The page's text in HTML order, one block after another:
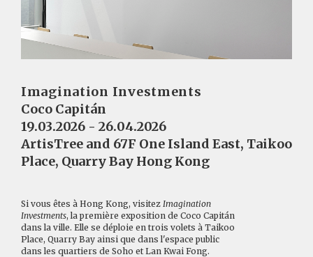
Imagination Investments
Coco Capitán
19.03.2026 - 26.04.2026
ArtisTree and 67F One Island East, Taikoo
Place, Quarry Bay Hong Kong
Si vous êtes à Hong Kong, visitez Imagination
Investments, la première exposition de Coco Capitán
dans la ville. Elle se déploie en trois volets à Taikoo
Place, Quarry Bay ainsi que dans l'espace public
dans les quartiers de Soho et Lan Kwai Fong.